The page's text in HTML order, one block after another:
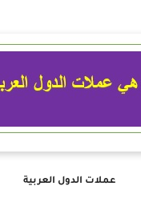
عملات الدول العربية